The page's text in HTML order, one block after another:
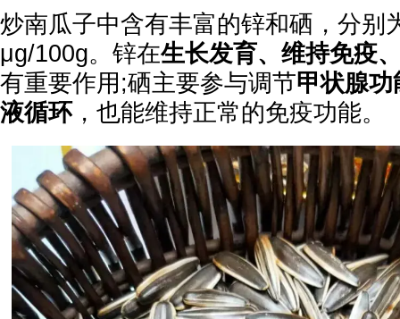
炒南瓜子中含有丰富的锌和硒，分别
μg/100g。锌在生长发育、维持免疫
有重要作用;硒主要参与调节甲状腺
液循环，也能维持正常的免疫功能。